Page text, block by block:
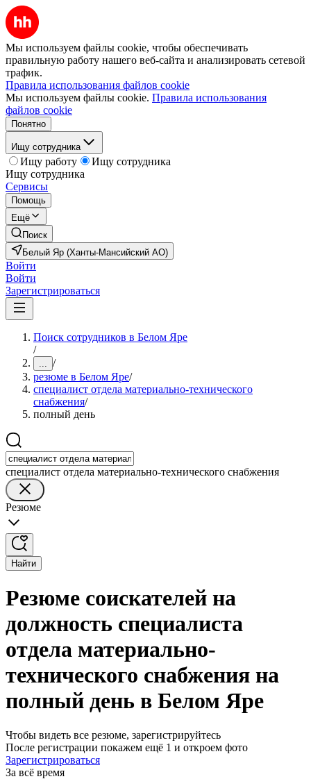
Мы используем файлы cookie, чтобы обеспечивать
правильную работу нашего веб-сайта и анализировать сетевой
трафик.
Правила использования файлов cookie
Мы используем файлы cookie. Правила использования
файлов cookie
Понятно
Ищу сотрудника
Ищу работу
Ищу сотрудника
Ищу сотрудника
Сервисы
Помощь
Ещё
Поиск
Белый Яр (Ханты-Мансийский АО)
Войти
Войти
Зарегистрироваться
Поиск сотрудников в Белом Яре
/
... /
резюме в Белом Яре/
специалист отдела материально-технического
снабжения/
полный день
специалист отдела материально-технического снабжения
Резюме
Найти
Резюме соискателей на
должность специалиста
отдела материально-
технического снабжения на
полный день в Белом Яре
Чтобы видеть все резюме, зарегистрируйтесь
После регистрации покажем ещё 1 и откроем фото
Зарегистрироваться
За всё время